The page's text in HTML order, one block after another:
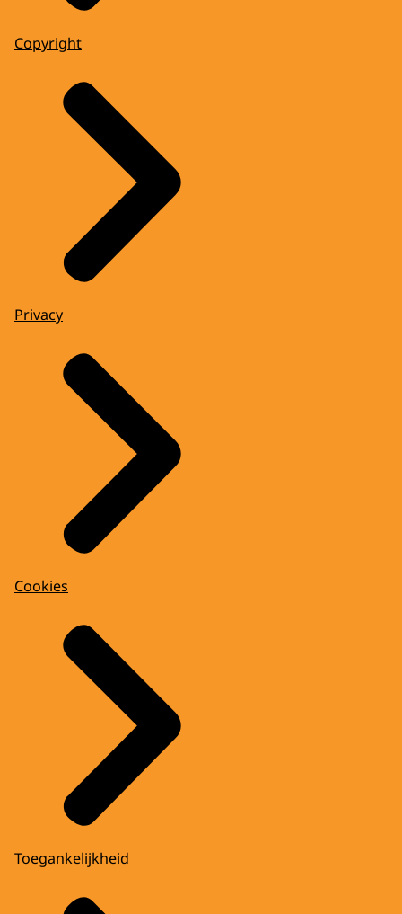
Copyright
Privacy
Cookies
Toegankelijkheid